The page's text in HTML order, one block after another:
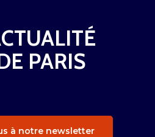
PARIS
à notre newsletter